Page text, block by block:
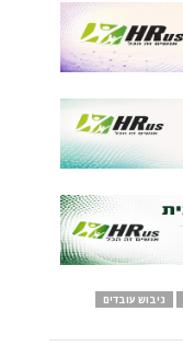
גיבוש עובדים